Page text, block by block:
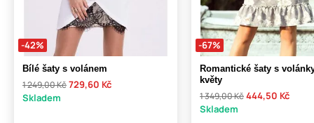
-42%
Bílé šaty s volánem
1 249,00 Kč729,60 Kč
Skladem
-67%
Romantické šaty s
květy
1 349,00 Kč444,50 Kč
Skladem